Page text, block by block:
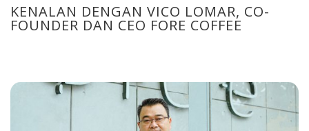
KENALAN DENGAN VICO LOMAR, CO-
FOUNDER DAN CEO FORE COFFEE